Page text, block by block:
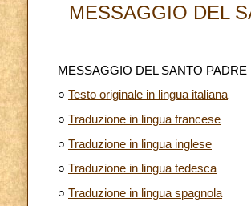
MESSAGGIO DEL
MESSAGGIO DEL SANTO
○ Testo originale in lingua italiana
○ Traduzione in lingua francese
○ Traduzione in lingua inglese
○ Traduzione in lingua tedesca
○ Traduzione in lingua spagnola